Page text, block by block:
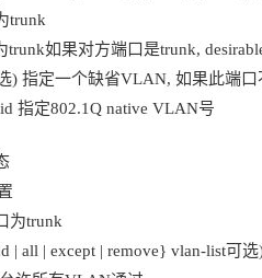
trunk
trunk如果对方端口是trunk,
) 指定一个缺省VLAN, 如果此端
指定802.1Q native VLAN号
为trunk
| all | except | remove} vlan-list可